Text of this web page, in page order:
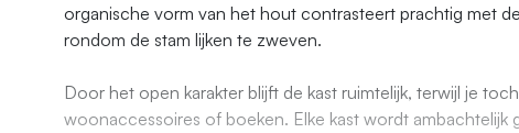
organische vorm van het hout contrasteert prachtig met
rondom de stam lijken te zweven.
Door het open karakter blijft de kast ruimtelijk, terwijl je
woonaccessoires of boeken. Elke kast wordt ambachtelijk